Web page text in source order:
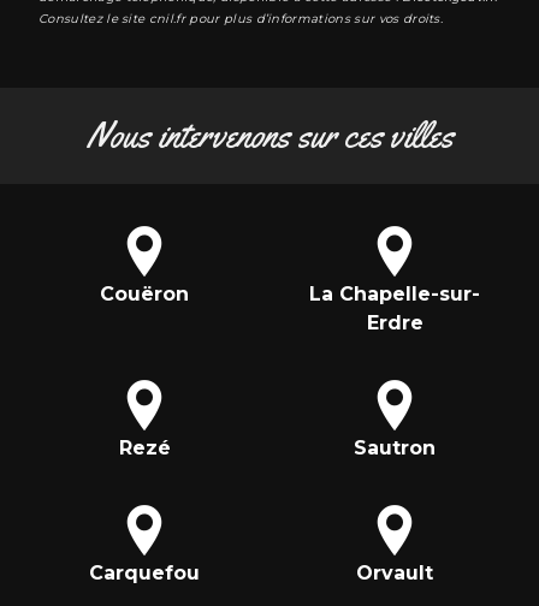
Consultez le site cnil.fr pour plus d’informations sur vos droits.
Nous intervenons sur ces villes
Couëron
La Chapelle-sur-
Erdre
Rezé Sautron
Carquefou Orvault